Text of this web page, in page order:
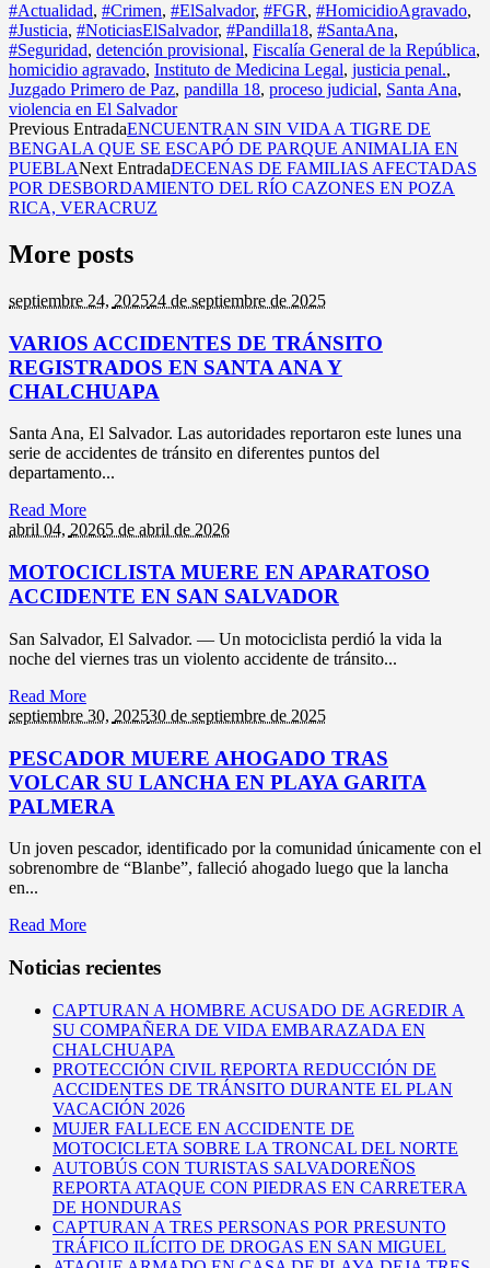
#Actualidad, #Crimen, #ElSalvador, #FGR, #HomicidioAgravado,
#Justicia, #NoticiasElSalvador, #Pandilla18, #SantaAna,
#Seguridad, detención provisional, Fiscalía General de la República,
homicidio agravado, Instituto de Medicina Legal, justicia penal.,
Juzgado Primero de Paz, pandilla 18, proceso judicial, Santa Ana,
violencia en El Salvador
Previous EntradaENCUENTRAN SIN VIDA A TIGRE DE
BENGALA QUE SE ESCAPÓ DE PARQUE ANIMALIA EN
PUEBLANext EntradaDECENAS DE FAMILIAS AFECTADAS
POR DESBORDAMIENTO DEL RÍO CAZONES EN POZA
RICA, VERACRUZ
More posts
septiembre 24, 202524 de septiembre de 2025
VARIOS ACCIDENTES DE TRÁNSITO
REGISTRADOS EN SANTA ANA Y
CHALCHUAPA
Santa Ana, El Salvador. Las autoridades reportaron este lunes una
serie de accidentes de tránsito en diferentes puntos del
departamento...
Read More
abril 04, 20265 de abril de 2026
MOTOCICLISTA MUERE EN APARATOSO
ACCIDENTE EN SAN SALVADOR
San Salvador, El Salvador. — Un motociclista perdió la vida la
noche del viernes tras un violento accidente de tránsito...
Read More
septiembre 30, 202530 de septiembre de 2025
PESCADOR MUERE AHOGADO TRAS
VOLCAR SU LANCHA EN PLAYA GARITA
PALMERA
Un joven pescador, identificado por la comunidad únicamente con el
sobrenombre de “Blanbe”, falleció ahogado luego que la lancha
en...
Read More
Noticias recientes
CAPTURAN A HOMBRE ACUSADO DE AGREDIR A
SU COMPAÑERA DE VIDA EMBARAZADA EN
CHALCHUAPA
PROTECCIÓN CIVIL REPORTA REDUCCIÓN DE
ACCIDENTES DE TRÁNSITO DURANTE EL PLAN
VACACIÓN 2026
MUJER FALLECE EN ACCIDENTE DE
MOTOCICLETA SOBRE LA TRONCAL DEL NORTE
AUTOBÚS CON TURISTAS SALVADOREÑOS
REPORTA ATAQUE CON PIEDRAS EN CARRETERA
DE HONDURAS
CAPTURAN A TRES PERSONAS POR PRESUNTO
TRÁFICO ILÍCITO DE DROGAS EN SAN MIGUEL